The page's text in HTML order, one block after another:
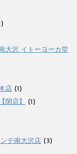
大沢 イトーヨーカ堂
店 (1)
閉店】
(1)
テ南大沢店 (3)